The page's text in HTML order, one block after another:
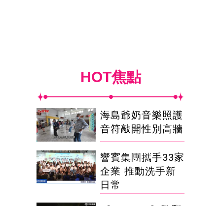
HOT焦點
海島爺奶音樂照護
音符敲開性別高牆
響賓集團攜手33家
企業 推動洗手新
日常